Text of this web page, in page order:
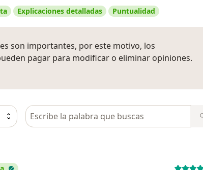
Explicaciones detalladas Puntualidad
son importantes, por este motivo, los
pagar para modificar o eliminar opiniones.
Busca en opiniones